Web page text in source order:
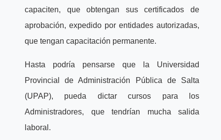
capaciten, que obtengan sus certificados de
aprobación, expedido por entidades autorizadas,
que tengan capacitación permanente.
Hasta podría pensarse que la Universidad
Provincial de Administración Pública de Salta
(UPAP), pueda dictar cursos para los
Administradores, que tendrían mucha salida
laboral.